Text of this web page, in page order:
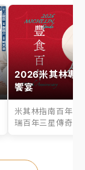
2026米其林專
饗宴
米其林指南百年之
瑞百年三星傳奇、